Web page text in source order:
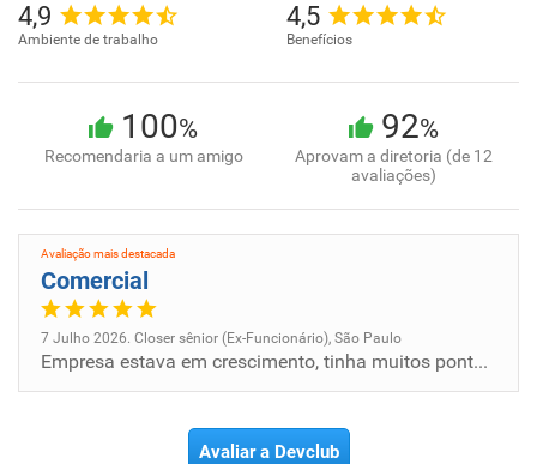
4,9
Ambiente de trabalho
4,5
Benefícios
100%
Recomendaria a um amigo
92%
Aprovam a diretoria (de 12
avaliações)
Avaliação mais destacada
Comercial
7 Julho 2026. Closer sênior (Ex-Funcionário), São Paulo
Empresa estava em crescimento, tinha muitos pontos a melhorar, não tinha local físico apenas uma salinha para o comercia...
Avaliar a Devclub